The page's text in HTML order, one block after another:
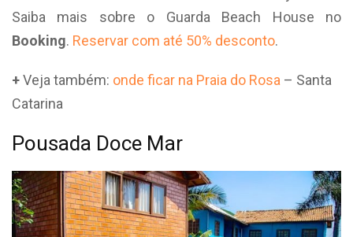
Saiba mais sobre o Guarda Beach House no
Booking. Reservar com até 50% desconto.
+Veja também: onde ficar na Praia do Rosa – Santa
Catarina
Pousada Doce Mar